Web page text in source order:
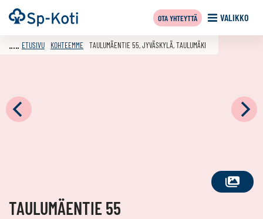
Siirry
sisältöön
Etusivu VALIKKO
OTA YHTEYTTÄ
KATSO
ETUSIVU KOHTEEMME TAULUMÄENTIE 55, JYVÄSKYLÄ, TAULUMÄKI
TAULUMÄENTIE 55